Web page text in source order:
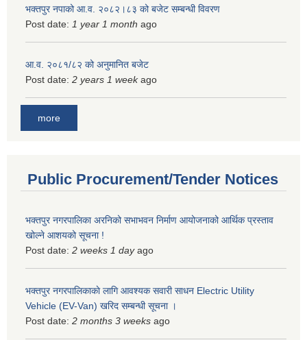
भक्तपुर नपाको आ.व. २०८२।८३ को बजेट सम्बन्धी विवरण
Post date: 1 year 1 month ago
आ.व. २०८१/८२ को अनुमानित बजेट
Post date: 2 years 1 weekago
more
Public Procurement/Tender Notices
भक्तपुर नगरपालिका अरनिको सभाभवन निर्माण आयोजनाको आर्थिक प्रस्ताव
खोल्ने आशयको सूचना !
Post date: 2 weeks 1 dayago
भक्तपुर नगरपालिकाकाे लागि आवश्यक सवारी साधन Electric Utility
Vehicle (EV-Van) खरिद सम्बन्धी सूचना ।
Post date: 2 months 3 weeks ago